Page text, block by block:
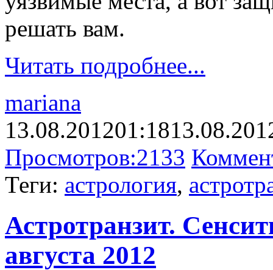
решать вам.
Читать подробнее...
mariana
13.08.201201:18
Просмотров:2133
Теги: астрология,
Астротранзит.
августа 2012